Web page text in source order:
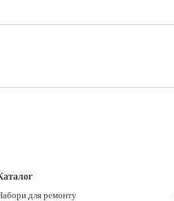
для ремонту